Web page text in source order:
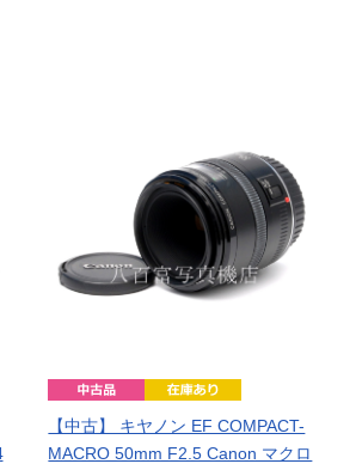
【中古】 キヤノン EF COMPACT-
MACRO 50mm F2.5 Canon マクロ